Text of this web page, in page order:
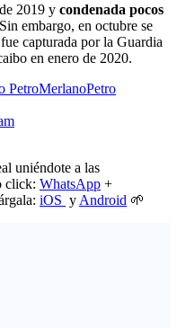
2019 y condenada pocos
embargo, en octubre se
capturada por la Guardia
en enero de 2020.
PetroMerlanoPetro
uniéndote a las
click: WhatsApp +
iOS y Android 🌱